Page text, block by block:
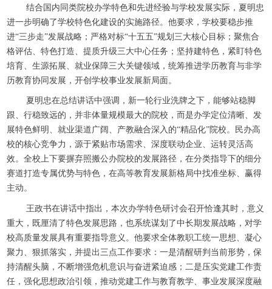
结合国内同类院校办学特色和先进经验与学校发展实际，夏明忠
进一步明确了学校特色化建设的实施路径。他要求，学校要稳步推
进“三步走”发展战略；严格对标“十五五”规划三大核心目标；聚焦合
格评估、特色打造、提质升级三大中心任务；坚持建特色，紧盯特色
培育、生源拓展、就业保障三大关键领域，统筹推进学历教育与非学
历教育协同发展，开创学校事业发展新局面。
夏明忠在总结讲话中强调，新一轮行业洗牌之下，能够站稳脚
跟、行稳致远的，并非体量规模最大的院校，而是办学定位清晰、发
展特色鲜明、就业渠道广阔、产教融合深入的“精品化”院校。民办高
校的核心竞争力，源于紧贴市场需求、深度联动企业、运转灵活高
效。全校上下要摒弃照搬公办院校的发展路径，在分类指导下的细分
赛道打造专属优势与特色，在高等教育发展新格局中找准坐标、赢得
主动。
王政书在讲话中指出，本次办学特色研讨会召开恰逢其时，意义
重大，既厘清了特色发展思路，也系统谋划了中长期发展战略，对学
校高质量发展具有重要指导意义。他要求全体教职工统一思想、凝心
聚力、狠抓落实，并提出三点工作要求：一是清醒研判当前形势，保
持清醒头脑，不断增强危机意识与奋进紧迫感；二是压实党建工作责
任，强化思想政治引领，推动党建工作与教育教学、事业发展深度融